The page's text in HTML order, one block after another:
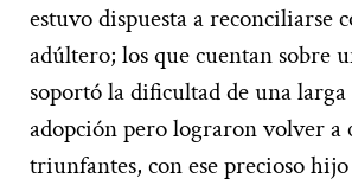
estuvo dispuesta a reconciliarse
adúltero; los que cuentan sobre
soportó la dificultad de una
adopción pero lograron volver a
triunfantes, con ese precioso hijo